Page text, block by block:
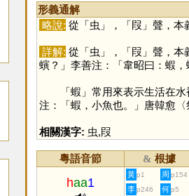
形義通解
略說: 從「虫 」，「叚 」聲，
詳解: 從「虫 」，「叚 」聲，
螾？」李善注：「韋昭曰：蝦，
「蝦 」常用來表示生活在
注：「蝦，小魚也。」唐韓愈
相關漢字: 虫,叚
粵語音節 & 根據
haa1
黃 p1 周 p154
李 p246 何 p5